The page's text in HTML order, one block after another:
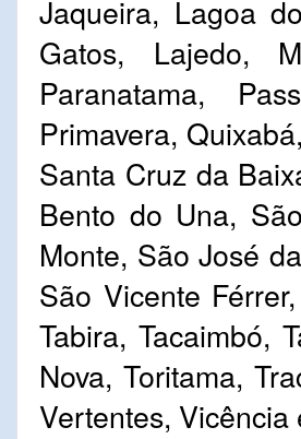
Jaqueira, Lagoa
Gatos, Lajedo,
Paranatama,
Primavera,
Santa Cruz da
Bento do Una,
Monte, São José
São Vicente
Tabira, Tacaimbó,
Nova, Toritama,
Vertentes, Vicência